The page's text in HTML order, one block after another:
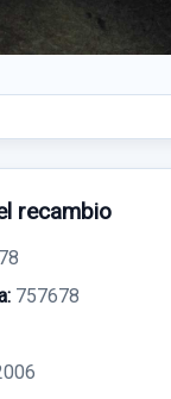
recambio
757678